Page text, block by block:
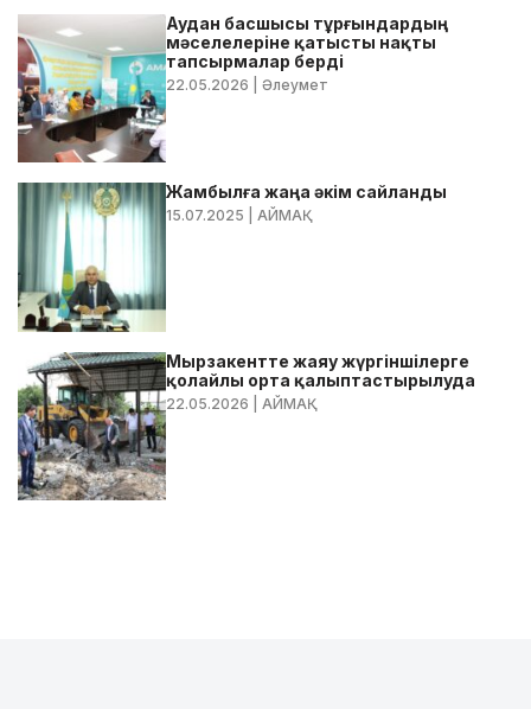
Аудан басшысы тұрғындардың
мәселелеріне қатысты нақты
тапсырмалар берді
22.05.2026 | Әлеумет
Жамбылға жаңа әкім сайланды
15.07.2025 | АЙМАҚ
Мырзакентте жаяу жүргіншілерге
қолайлы орта қалыптастырылуда
22.05.2026 | АЙМАҚ